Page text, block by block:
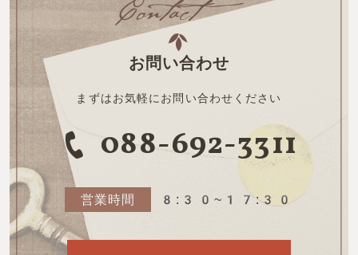
お問い合わせ
まずはお気軽にお問い合わせください
088-692-3311
営業時間 8:30~17:30